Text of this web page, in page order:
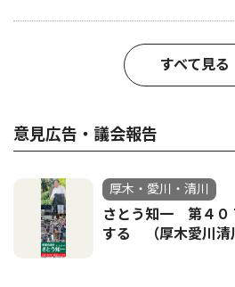
すべて見る
意見広告・議会報告
厚木・愛川・清川
さとう知一 第４
する （厚木愛川清